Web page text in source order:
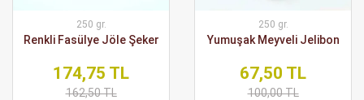
250 gr.
Renkli Fasülye Jöle Şeker
174,75 TL
162,50 TL
250 gr.
Yumuşak Meyveli Jelibon
67,50 TL
100,00 TL